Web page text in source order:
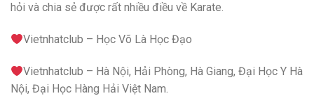
hỏi và chia sẻ được rất nhiều điều về Karate.
Vietnhatclub – Học Võ Là Học Đạo
Vietnhatclub – Hà Nội, Hải Phòng, Hà Giang, Đại Học Y Hà
Nội, Đại Học Hàng Hải Việt Nam.